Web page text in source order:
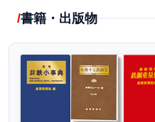
書籍・出版物